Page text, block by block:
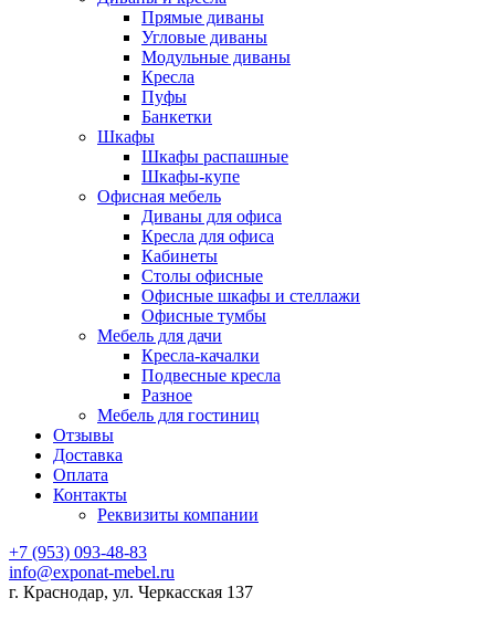
Прямые диваны
Угловые диваны
Модульные диваны
Кресла
Пуфы
Банкетки
Шкафы
Шкафы распашные
Шкафы-купе
Офисная мебель
Диваны для офиса
Кресла для офиса
Кабинеты
Столы офисные
Офисные шкафы и стеллажи
Офисные тумбы
Мебель для дачи
Кресла-качалки
Подвесные кресла
Разное
Мебель для гостиниц
Отзывы
Доставка
Оплата
Контакты
Реквизиты компании
+7 (953) 093-48-83
info@exponat-mebel.ru
г. Краснодар, ул. Черкасская 137